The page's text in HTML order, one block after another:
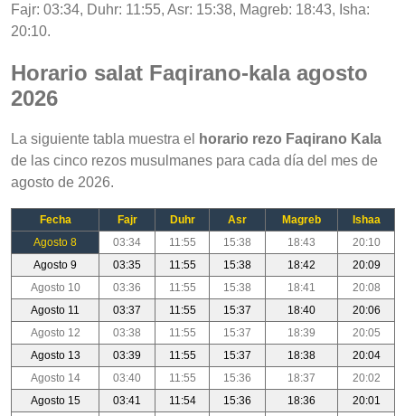
Fajr: 03:34, Duhr: 11:55, Asr: 15:38, Magreb: 18:43, Isha:
20:10.
Horario salat Faqirano-kala agosto
2026
La siguiente tabla muestra el
horario rezo Faqirano Kala
de las cinco rezos musulmanes para cada día del mes de
agosto de 2026.
Fecha Fajr Duhr Asr Magreb
Ishaa
Agosto 8
03:34 11:55 15:38 18:43
20:10
Agosto 9
03:35 11:55 15:38 18:42
20:09
Agosto 10
03:36 11:55 15:38 18:41
20:08
Agosto 11
03:37 11:55 15:37 18:40
20:06
Agosto 12
03:38 11:55 15:37 18:39
20:05
Agosto 13
03:39 11:55 15:37 18:38
20:04
Agosto 14
03:40 11:55 15:36 18:37
20:02
Agosto 15
03:41 11:54 15:36 18:36
20:01